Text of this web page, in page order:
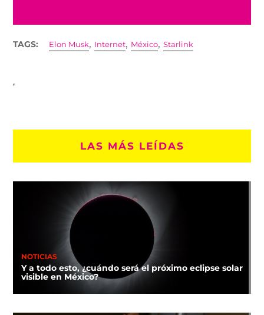
TAGS: Elon Musk, Internet, México,Starlink
LAS MÁS LEÍDAS
NOTICIAS
Y a todo esto, ¿cuándo será el próximo eclipse solar
visible en México?